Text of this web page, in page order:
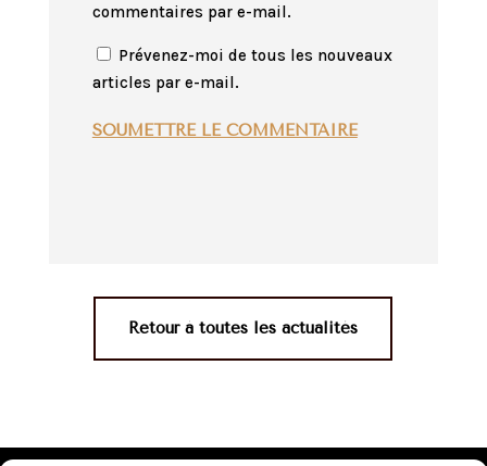
commentaires par e-mail.
Prévenez-moi de tous les nouveaux
articles par e-mail.
SOUMETTRE LE COMMENTAIRE
Retour à toutes les actualités